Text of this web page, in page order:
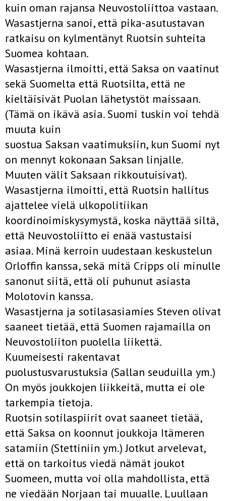
kuin oman rajansa Neuvostoliittoa vastaan.
Wasastjerna sanoi, että pika-asutustavan
ratkaisu on kylmentänyt Ruotsin suhteita
Suomea kohtaan.
Wasastjerna ilmoitti, että Saksa on vaatinut
sekä Suomelta että Ruotsilta, että ne
kieltäisivät Puolan lähetystöt maissaan.
(Tämä on ikävä asia. Suomi tuskin voi tehdä
muuta kuin
suostua Saksan vaatimuksiin, kun Suomi nyt
on mennyt kokonaan Saksan linjalle.
Muuten välit Saksaan rikkoutuisivat).
Wasastjerna ilmoitti, että Ruotsin hallitus
ajattelee vielä ulkopolitiikan
koordinoimiskysymystä, koska näyttää siltä,
että Neuvostoliitto ei enää vastustaisi
asiaa. Minä kerroin uudestaan keskustelun
Orloffin kanssa, sekä mitä Cripps oli minulle
sanonut siitä, että oli puhunut asiasta
Molotovin kanssa.
Wasastjerna ja sotilasasiamies Steven olivat
saaneet tietää, että Suomen rajamailla on
Neuvostoliiton puolella liikettä.
Kuumeisesti rakentavat
puolustusvarustuksia (Sallan seuduilla ym.)
On myös joukkojen liikkeitä, mutta ei ole
tarkempia tietoja.
Ruotsin sotilaspiirit ovat saaneet tietää,
että Saksa on koonnut joukkoja Itämeren
satamiin (Stettiniin ym.) Jotkut arvelevat,
että on tarkoitus viedä nämät joukot
Suomeen, mutta voi olla mahdollista, että
ne viedään Norjaan tai muualle. Luullaan